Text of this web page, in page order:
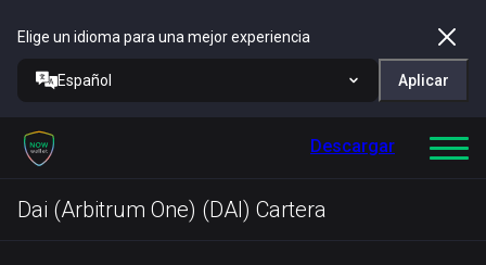
Elige un idioma para una mejor experiencia
Español Aplicar
Descargar
Dai (Arbitrum One) (DAI) Cartera